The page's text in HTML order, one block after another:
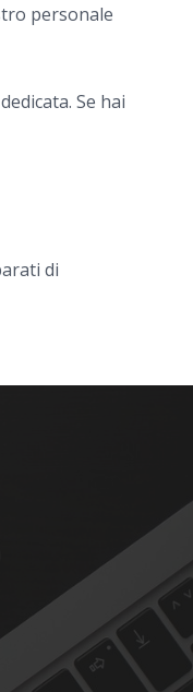
personale
Se hai
di